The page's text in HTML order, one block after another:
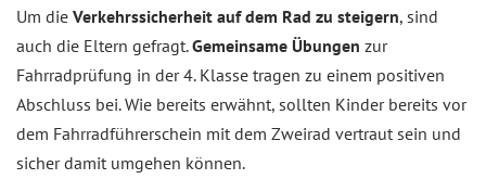
Um die Verkehrssicherheit auf dem Rad zu steigern, sind
auch die Eltern gefragt.Gemeinsame Übungen zur
Fahrradprüfung in der 4. Klasse tragen zu einem positiven
Abschluss bei. Wie bereits erwähnt, sollten Kinder bereits vor
dem Fahrradführerschein mit dem Zweirad vertraut sein und
sicher damit umgehen können.